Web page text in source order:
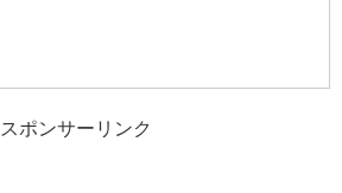
スポンサーリンク